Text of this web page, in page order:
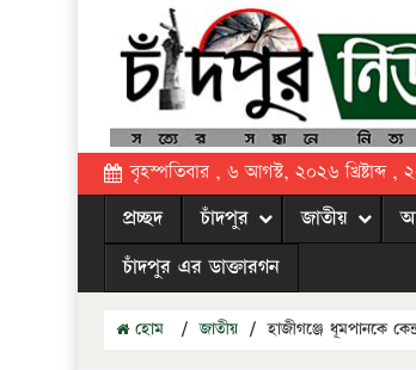
বৃহস্পতিবার , ৬ আগস্ট, ২০২৬ খ্রিষ্টাব্দ ,
প্রচ্ছদ চাঁদপুর জাতীয়
চাঁদপুর এর ডাক্তারগন
হোম / জাতীয় / হাজীগঞ্জে ধূমপানকে